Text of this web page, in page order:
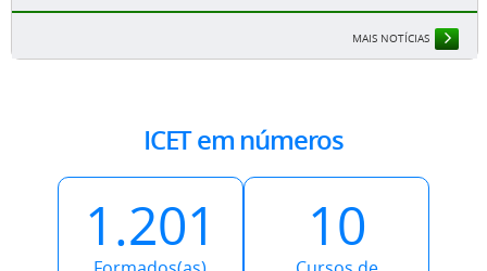
MAIS NOTÍCIAS
ICET em números
1.201 10